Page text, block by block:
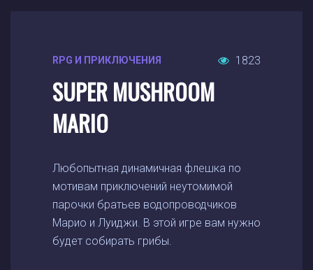
RPG И ПРИКЛЮЧЕНИЯ 1823
SUPER MUSHROOM
MARIO
Любопытная динамичная флешка по
мотивам приключений неутомимой
парочки братьев водопроводчиков
Марио и Луиджи. В этой игре вам нужно
будет собирать грибы.